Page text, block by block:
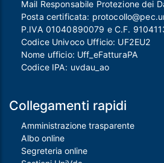
Mail Responsabile Protezione dei
Posta certificata:
P.IVA 01040890079 e C.F.
Codice Univoco Ufficio: UF2EU2
Nome ufficio: Uff_eFatturaPA
Codice IPA: uvdau_ao
Collegamenti rapidi
Amministrazione trasparente
Albo online
Segreteria online